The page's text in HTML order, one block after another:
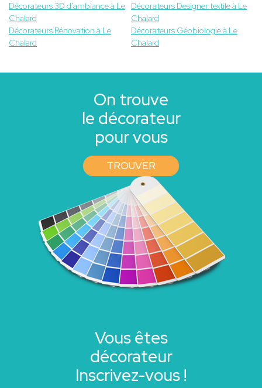
Décorateurs 3D d'ambiance à Le
Chalard
Décorateurs Designer textile à Le
Chalard
Décorateurs Rénovation à Le
Chalard
Décorateurs Géobiologie à Le
Chalard
On trouve
le décorateur
pour vous
TROUVER
Vous êtes
décorateur
Inscrivez-vous !